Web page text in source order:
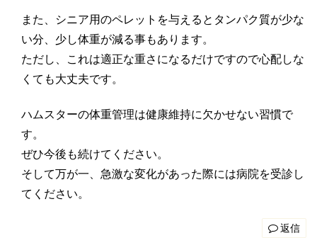
また、シニア用のペレットを与えるとタンパク質が少な
い分、少し体重が減る事もあります。
ただし、これは適正な重さになるだけですので心配しな
くても大丈夫です。
ハムスターの体重管理は健康維持に欠かせない習慣で
す。
ぜひ今後も続けてください。
そして万が一、急激な変化があった際には病院を受診し
てください。
返信